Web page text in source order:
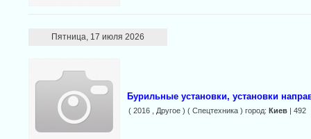
Пятница, 17 июля 2026
Бурильные установки, установки
( 2016 , Другое ) ( Спецтехника ) город: Киев| 492